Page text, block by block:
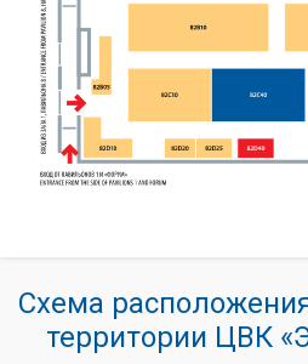
Схема
территории ЦВК